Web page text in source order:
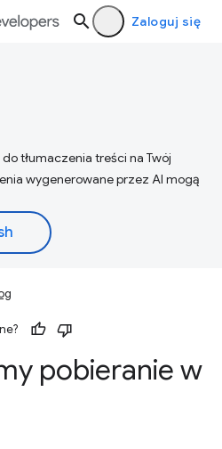
Zaloguj się
tłumaczenia treści na Twój
wygenerowane przez AI mogą
pobieranie w